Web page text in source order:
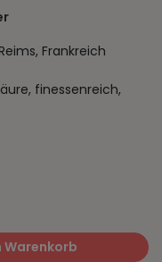
Frankreich
finessenreich,
Warenkorb